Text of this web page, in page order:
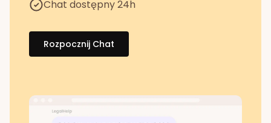
Chat dostępny 24h
Rozpocznij Chat